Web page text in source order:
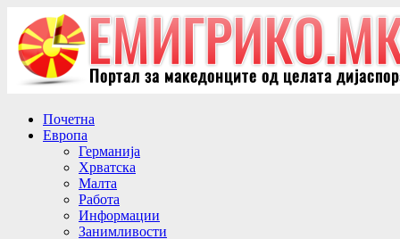
Почетна
Европа
Германија
Хрватска
Малта
Работа
Информации
Занимливости